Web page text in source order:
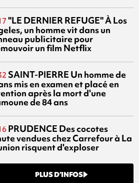
"LE DERNIER REFUGE"À Los
un homme vit dans un
publicitaire pour
un film Netflix
SAINT-PIERRE Un homme de
mis en examen et placé en
après la mort d'une
de 84 ans
PRUDENCE Des cocotes
vendues chez Carrefour à La
risquent d'exploser
PLUS D’INFOS